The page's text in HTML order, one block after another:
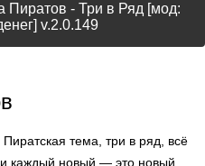
Пиратов - Три в Ряд [мод:
v.2.0.149
тема, три в ряд, всё
каждый новый — это новый